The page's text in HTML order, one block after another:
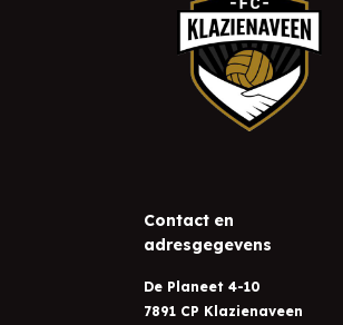
Contact en
adresgegevens
De Planeet 4-10
7891 CP Klazienaveen